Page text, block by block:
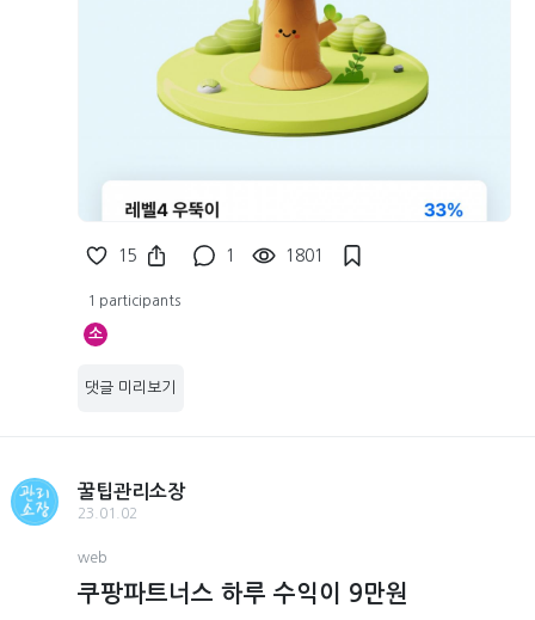
15 1 1801
1 participants
소
댓글 미리보기
꿀팁관리소장
23.01.02
web
쿠팡파트너스 하루 수익이 9만원